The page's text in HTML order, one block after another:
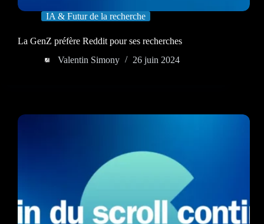
IA & Futur de la recherche
La GenZ préfère Reddit pour ses recherches
Valentin Simony
26 juin 2024